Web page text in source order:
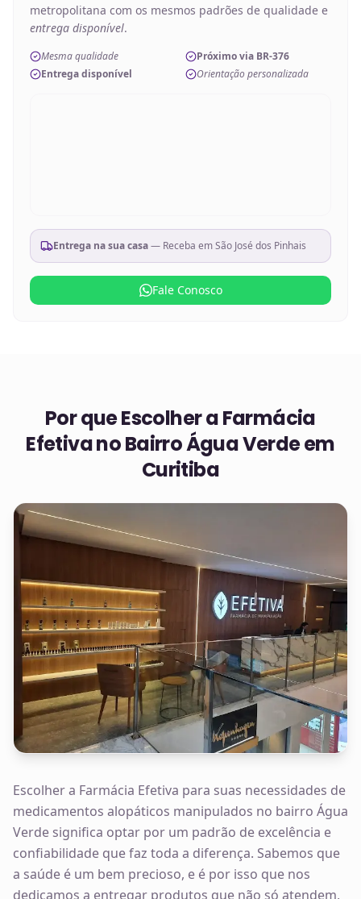
metropolitana com os mesmos padrões de qualidade e
entrega disponível.
Mesma qualidade
Próximo via BR-376
Entrega disponível
Orientação personalizada
Entrega na sua casa— Receba emSão José dos Pinhais
Fale Conosco
Por que Escolher a Farmácia
Efetiva noBairro Água Verde em
Curitiba
Escolher a Farmácia Efetiva para suas necessidades de
medicamentos alopáticos manipulados no bairro Água
Verde significa optar por um padrão de excelência e
confiabilidade que faz toda a diferença. Sabemos que
a saúde é um bem precioso, e é por isso que nos
dedicamos a entregar produtos que não só atendem,